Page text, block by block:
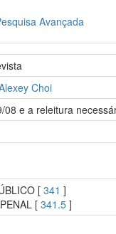
Avançada
Choi
08 e a releitura
[341 ]
[341.5 ]